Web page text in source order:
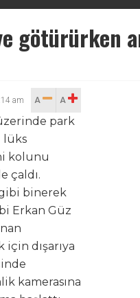
götürürken
am A
A
park
lüks
kolunu
çaldı.
gibi binerek
Erkan Güz
dışarıya
kamerasına